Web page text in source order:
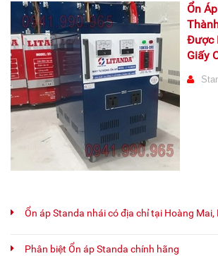
Ổn
Được
Giấy
Ổn áp Standa nhái có địa chỉ tại Hoàng Mai,
Phân biệt Ổn áp Standa chính hãng